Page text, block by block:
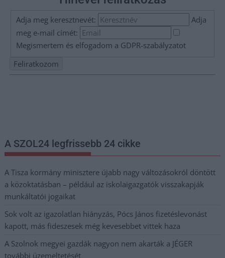
Adja meg keresztnevét:
Adja
meg e-mail címét:
Megismertem és elfogadom a GDPR-szabályzatot
A SZOL24 legfrissebb 24 cikke
A Tisza kormány minisztere újabb nagy változásokról döntött
a közoktatásban – például az iskolaigazgatók visszakapják
munkáltatói jogaikat
Sok volt az igazolatlan hiányzás, Pócs János fizetéslevonást
kapott, más fideszesek még kevesebbet vittek haza
A Szolnok megyei gazdák nagyon nem akarták a JÉGER
további üzemeltetését